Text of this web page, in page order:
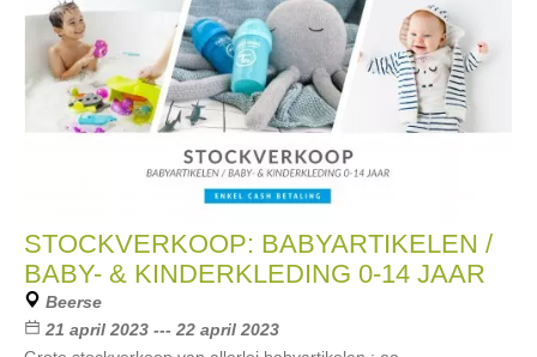
STOCKVERKOOP: BABYARTIKELEN /
BABY- & KINDERKLEDING 0-14 JAAR
Beerse
21 april 2023 --- 22 april 2023